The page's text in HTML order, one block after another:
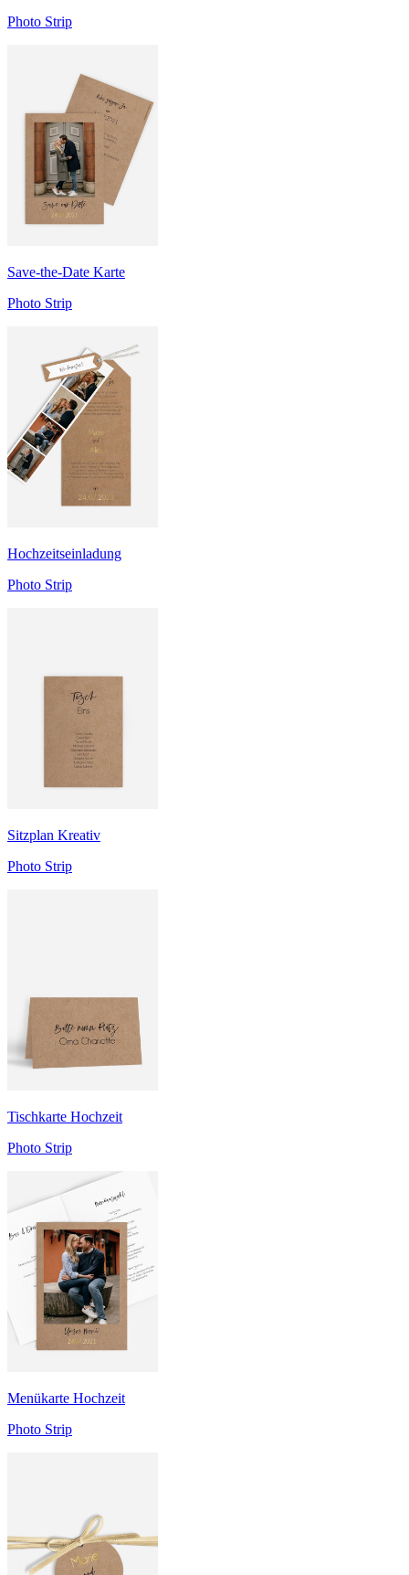
Photo Strip
Save-the-Date Karte
Photo Strip
Hochzeitseinladung
Photo Strip
Sitzplan Kreativ
Photo Strip
Tischkarte Hochzeit
Photo Strip
Menükarte Hochzeit
Photo Strip